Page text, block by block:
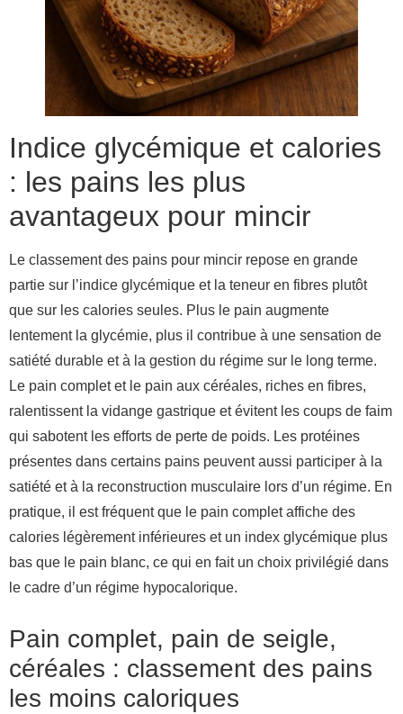
Indice glycémique et calories
: les pains les plus
avantageux pour mincir
Le classement des pains pour mincir repose en grande
partie sur l’indice glycémique et la teneur en fibres plutôt
que sur les calories seules. Plus le pain augmente
lentement la glycémie, plus il contribue à une sensation de
satiété durable et à la gestion du régime sur le long terme.
Le pain complet et le pain aux céréales, riches en fibres,
ralentissent la vidange gastrique et évitent les coups de faim
qui sabotent les efforts de perte de poids. Les protéines
présentes dans certains pains peuvent aussi participer à la
satiété et à la reconstruction musculaire lors d’un régime. En
pratique, il est fréquent que le pain complet affiche des
calories légèrement inférieures et un index glycémique plus
bas que le pain blanc, ce qui en fait un choix privilégié dans
le cadre d’un régime hypocalorique.
Pain complet, pain de seigle,
céréales : classement des pains
les moins caloriques